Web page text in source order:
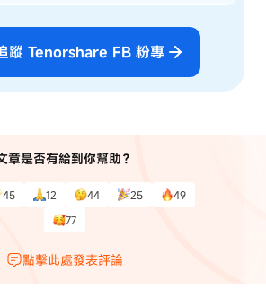
蹤 Tenorshare FB 粉專
章是否有給到你幫助？
45 12 44 25
49
77
點擊此處發表評論